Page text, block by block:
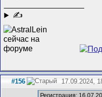
✍
#156 17.09.2024,
Регистрация: